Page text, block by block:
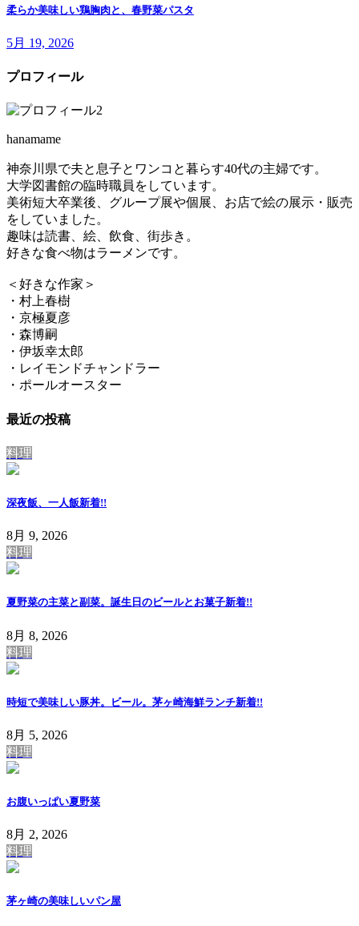
柔らか美味しい鶏胸肉と、春野菜パスタ
5月 19, 2026
プロフィール
hanamame
神奈川県で夫と息子とワンコと暮らす40代の主婦です。
大学図書館の臨時職員をしています。
美術短大卒業後、グループ展や個展、お店で絵の展示・販売
をしていました。
趣味は読書、絵、飲食、街歩き。
好きな食べ物はラーメンです。
＜好きな作家＞
・村上春樹
・京極夏彦
・森博嗣
・伊坂幸太郎
・レイモンドチャンドラー
・ポールオースター
最近の投稿
料理
深夜飯、一人飯新着!!
8月 9, 2026
料理
夏野菜の主菜と副菜。誕生日のビールとお菓子新着!!
8月 8, 2026
料理
時短で美味しい豚丼。ビール。茅ヶ崎海鮮ランチ新着!!
8月 5, 2026
料理
お腹いっぱい夏野菜
8月 2, 2026
料理
茅ヶ崎の美味しいパン屋